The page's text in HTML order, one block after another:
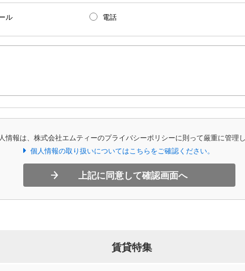
ル 電話
情報は、株式会社エムティーのプライバシーポリシーに則って厳重に管理
個人情報の取り扱いについてはこちらをご確認ください。
上記に同意して確認画面へ
賃貸特集